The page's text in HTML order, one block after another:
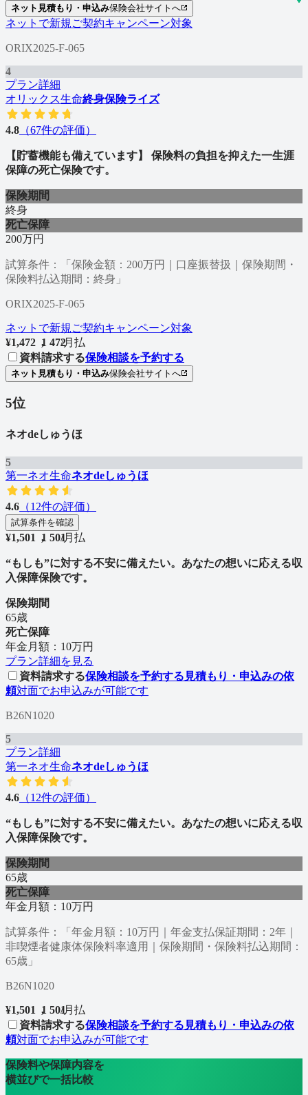
ネット見積もり・申込み保険会社サイトへ
ネットで新規ご契約キャンペーン対象
ORIX2025-F-065
4
プラン詳細
オリックス生命終身保険ライズ
4.8 （67件の評価）
【貯蓄機能も備えています】 保険料の負担を抑えた一生涯
保障の死亡保険です。
保険期間
終身
死亡保障
200万円
試算条件：「保険金額：200万円｜口座振替扱｜保険期間・
保険料払込期間：終身」
ORIX2025-F-065
ネットで新規ご契約キャンペーン対象
¥1,472 1
, 472
/月払
資料請求する保険相談を予約する
ネット見積もり・申込み保険会社サイトへ
5位
ネオdeしゅうほ
5
第一ネオ生命ネオdeしゅうほ
4.6 （12件の評価）
試算条件を確認
¥1,501 1
, 501
/月払
“もしも”に対する不安に備えたい。あなたの想いに応える収
入保障保険です。
保険期間
65歳
死亡保障
年金月額：10万円
プラン詳細を見る
資料請求する保険相談を予約する 見積もり・申込みの依
頼対面でお申込みが可能です
B26N1020
5
プラン詳細
第一ネオ生命ネオdeしゅうほ
4.6 （12件の評価）
“もしも”に対する不安に備えたい。あなたの想いに応える収
入保障保険です。
保険期間
65歳
死亡保障
年金月額：10万円
試算条件：「年金月額：10万円｜年金支払保証期間：2年｜
非喫煙者健康体保険料率適用｜保険期間・保険料払込期間：
65歳」
B26N1020
¥1,501 1
, 501
/月払
資料請求する保険相談を予約する 見積もり・申込みの依
頼対面でお申込みが可能です
保険料や保障内容を
横並びで一括比較